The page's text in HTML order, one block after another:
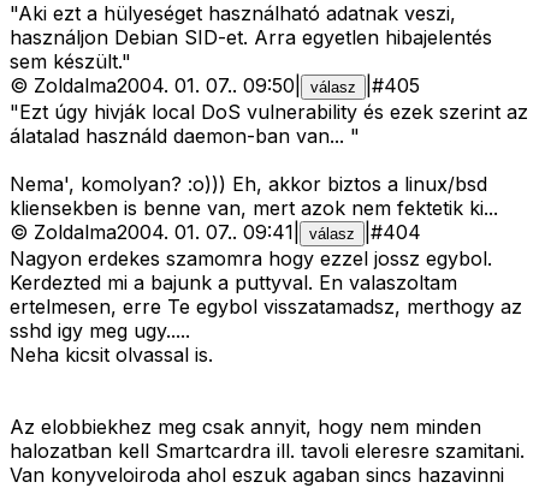
"Aki ezt a hülyeséget használható adatnak veszi,
használjon Debian SID-et. Arra egyetlen hibajelentés
sem készült."
© Zoldalma2004. 01. 07.. 09:50 válasz #405
"Ezt úgy hivják local DoS vulnerability és ezek szerint az
álatalad használd daemon-ban van... "
Nema', komolyan? :o))) Eh, akkor biztos a linux/bsd
kliensekben is benne van, mert azok nem fektetik ki...
© Zoldalma2004. 01. 07.. 09:41 válasz #404
Nagyon erdekes szamomra hogy ezzel jossz egybol.
Kerdezted mi a bajunk a puttyval. En valaszoltam
ertelmesen, erre Te egybol visszatamadsz, merthogy az
sshd igy meg ugy.....
Neha kicsit olvassal is.
Az elobbiekhez meg csak annyit, hogy nem minden
halozatban kell Smartcardra ill. tavoli eleresre szamitani.
Van konyveloiroda ahol eszuk agaban sincs hazavinni